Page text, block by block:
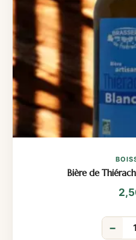
Bière de
−